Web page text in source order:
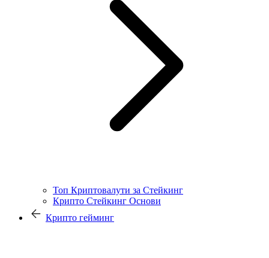
Топ Криптовалути за Стейкинг
Крипто Стейкинг Основи
Крипто гейминг